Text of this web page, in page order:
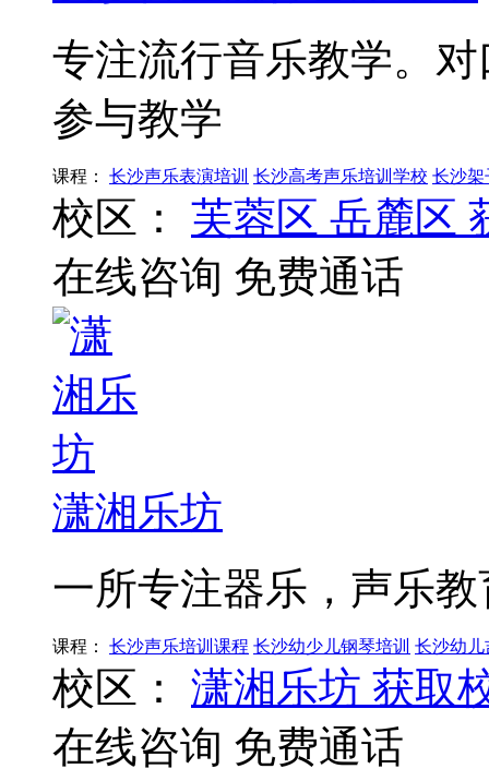
专注流行音乐教学。
参与教学
课程： 长沙声乐表演培训 长沙高考声乐培训学校 长沙架
校区： 芙蓉区 岳麓区
在线咨询 免费通话
潇湘乐坊
一所专注器乐，声乐
课程： 长沙声乐培训课程 长沙幼少儿钢琴培训 长沙幼儿
校区： 潇湘乐坊 获取
在线咨询 免费通话